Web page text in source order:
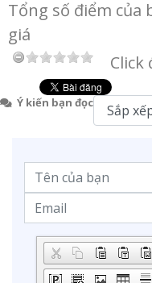
Tổng số điểm của
giá
Click
Ý kiến bạn đọc